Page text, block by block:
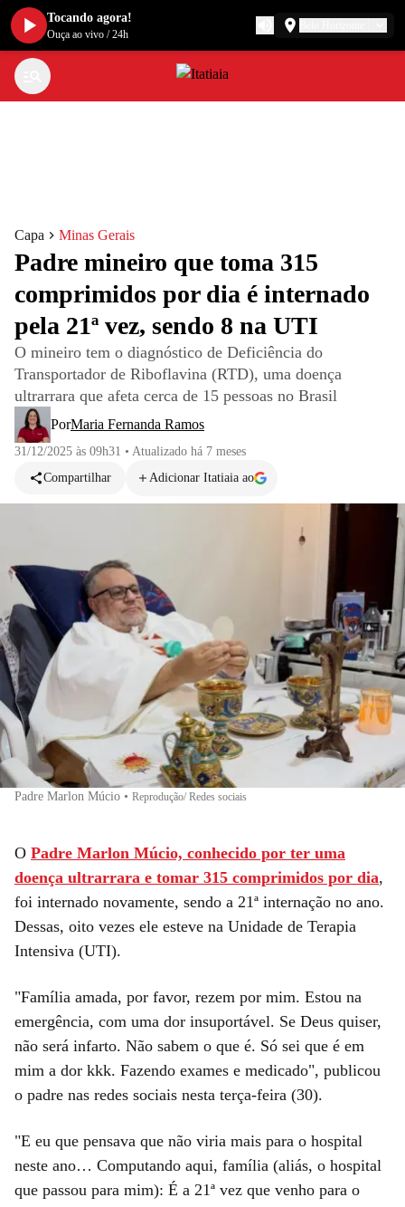
Capa Minas Gerais
Padre mineiro que toma 315
comprimidos por dia é internado
pela 21ª vez, sendo 8 na UTI
O mineiro tem o diagnóstico de Deficiência do
Transportador de Riboflavina (RTD), uma doença
ultrarrara que afeta cerca de 15 pessoas no Brasil
PorMaria Fernanda Ramos
31/12/2025 às 09h31 • Atualizado há 7 meses
Compartilhar
Adicionar Itatiaia ao
Padre Marlon Múcio • Reprodução/ Redes sociais
O Padre Marlon Múcio, conhecido por ter uma
doença ultrarrara e tomar 315 comprimidos por dia,
foi internado novamente, sendo a 21ª internação no ano.
Dessas, oito vezes ele esteve na Unidade de Terapia
Intensiva (UTI).
"Família amada, por favor, rezem por mim. Estou na
emergência, com uma dor insuportável. Se Deus quiser,
não será infarto. Não sabem o que é. Só sei que é em
mim a dor kkk. Fazendo exames e medicado", publicou
o padre nas redes sociais nesta terça-feira (30).
"E eu que pensava que não viria mais para o hospital
neste ano… Computando aqui, família (aliás, o hospital
que passou para mim): É a 21ª vez que venho para o
Tocando agora!
Ouça ao vivo /24h